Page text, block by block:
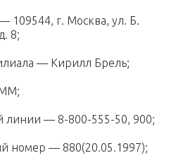
109544, г. Москва, ул. Б.
8;
— Кирилл Брель;
линии — 8-800-555-50, 900;
номер — 880(20.05.1997);